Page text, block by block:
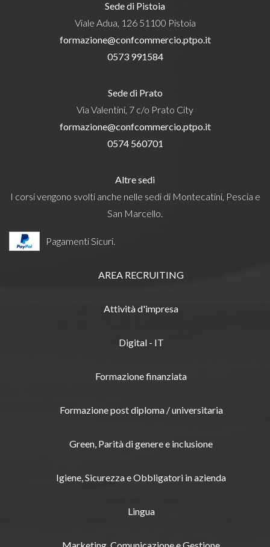
Sede di Pistoia
Viale Adua, 126 51100 Pistoia
formazione@confcommercio.ptpo.it
0573 991584
Sede di Prato
Via Valentini, 7 c/o Prato City
formazione@confcommercio.ptpo.it
0574 560701
Altre sedi
I corsi vengono svolti anche nelle sedi di Montecatini, Pescia e
San Marcello.
Pagamenti Sicuri.
AREA RECRUITING
Attività d'impresa
Digital - IT
Formazione finanziata
Formazione post diploma / universitaria
Green, Parità di genere e inclusione
Igiene, Sicurezza e Obbligatori in azienda
Lingua